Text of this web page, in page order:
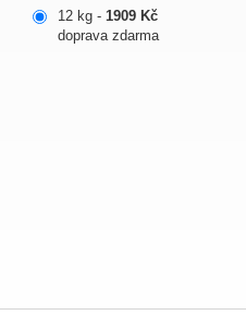
12 kg -1909 Kč
doprava zdarma